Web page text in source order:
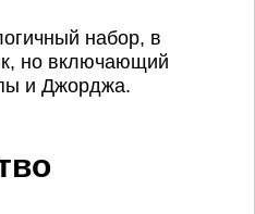
набор, в
но включающий
и Джорджа.